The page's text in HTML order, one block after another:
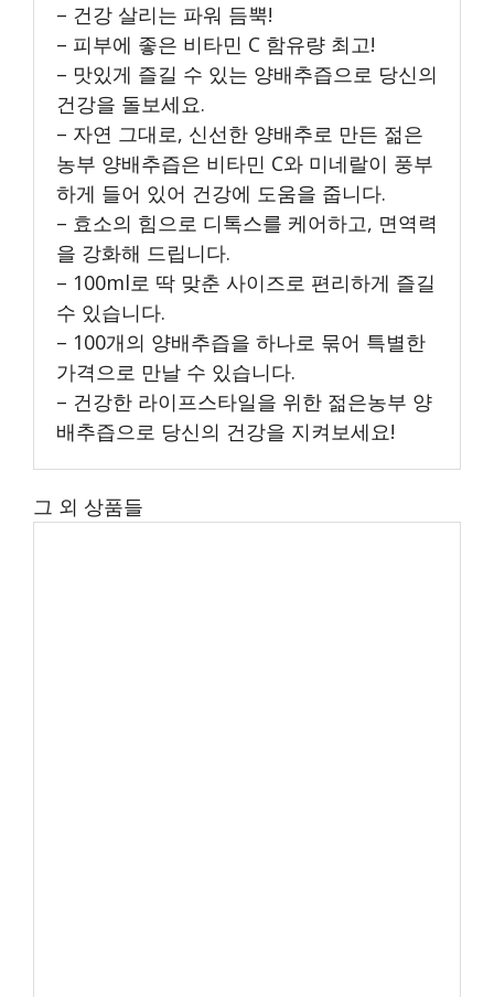
– 건강 살리는 파워 듬뿍!
– 피부에 좋은 비타민 C 함유량 최고!
– 맛있게 즐길 수 있는 양배추즙으로 당신의
건강을 돌보세요.
– 자연 그대로, 신선한 양배추로 만든 젊은
농부 양배추즙은 비타민 C와 미네랄이 풍부
하게 들어 있어 건강에 도움을 줍니다.
– 효소의 힘으로 디톡스를 케어하고, 면역력
을 강화해 드립니다.
– 100ml로 딱 맞춘 사이즈로 편리하게 즐길
수 있습니다.
– 100개의 양배추즙을 하나로 묶어 특별한
가격으로 만날 수 있습니다.
– 건강한 라이프스타일을 위한 젊은농부 양
배추즙으로 당신의 건강을 지켜보세요!
그 외 상품들